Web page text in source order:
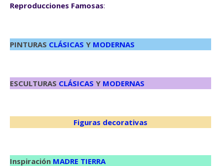
Reproducciones Famosas:
PINTURAS CLÁSICAS Y MODERNAS
ESCULTURAS CLÁSICAS Y MODERNAS
Figuras decorativas
Inspiración MADRE TIERRA